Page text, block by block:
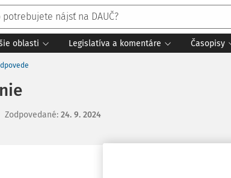
oblasti Legislatíva a komentáre Časopisy
Zodpovedané: 24. 9. 2024